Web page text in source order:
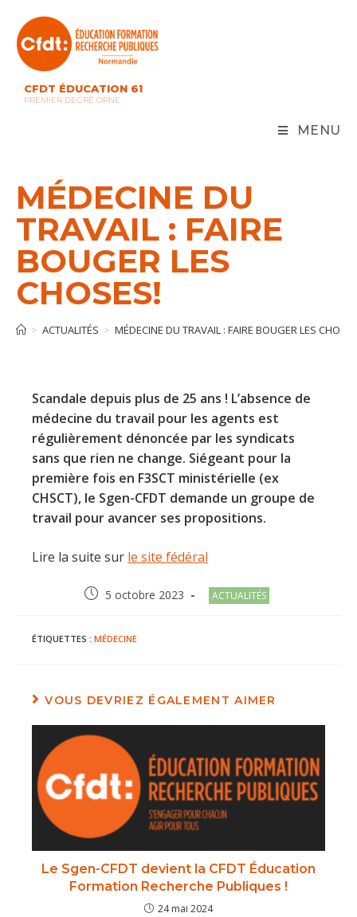
content
CFDT ÉDUCATION 61
PREMIER DEGRÉ ORNE
MENU
MÉDECINE DU
TRAVAIL : FAIRE
BOUGER LES
CHOSES!
> ACTUALITÉS > MÉDECINE DU TRAVAIL : FAIRE BOUGER LES
Scandale depuis plus de 25 ans ! L’absence de
médecine du travail pour les agents est
régulièrement dénoncée par les syndicats
sans que rien ne change. Siégeant pour la
première fois en F3SCT ministérielle (ex
CHSCT), le Sgen-CFDT demande un groupe de
travail pour avancer ses propositions.
Lire la suite sur le site fédéral
Post5 octobre 2023
Post
ACTUALITÉS
ÉTIQUETTES : MÉDECINE
VOUS DEVRIEZ ÉGALEMENT AIMER
Le Sgen-CFDT devient la CFDT Éducation
Formation Recherche Publiques !
24 mai 2024